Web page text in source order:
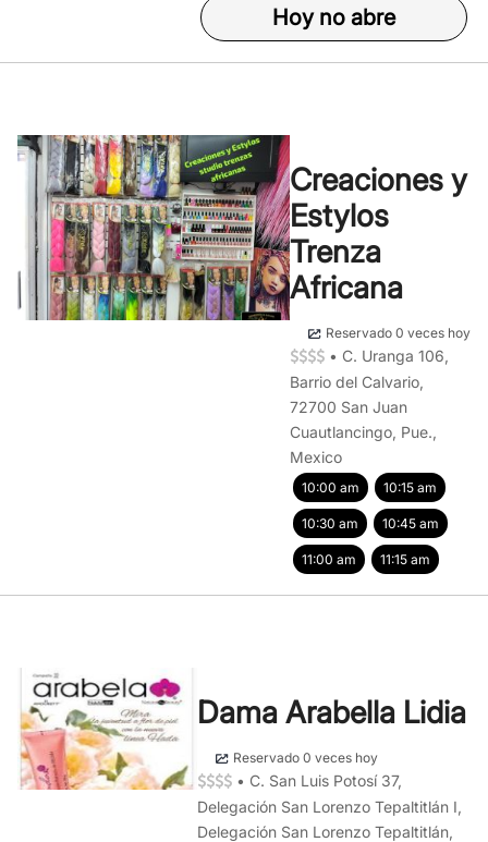
Hoy no abre
Creaciones y
Estylos
Trenza
Africana
Reservado 0 veces hoy
• C. Uranga 106,
Barrio del Calvario,
72700 San Juan
Cuautlancingo, Pue.,
Mexico
10:00 am 10:15 am
10:30 am 10:45 am
11:00 am 11:15 am
Dama Arabella Lidia
Reservado 0 veces hoy
• C. San Luis Potosí 37,
Delegación San Lorenzo Tepaltitlán I,
Delegación San Lorenzo Tepaltitlán,